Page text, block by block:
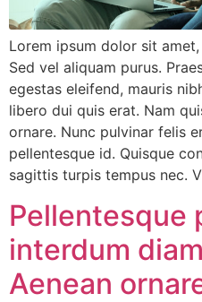
Lorem ipsum dolor sit
Sed vel aliquam purus.
egestas eleifend, mauris
libero dui quis erat. Nam
ornare. Nunc pulvinar felis
pellentesque id. Quisque
sagittis turpis tempus nec.
Pellentesque
interdum
Aenean